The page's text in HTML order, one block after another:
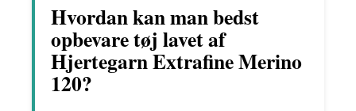
Hvordan kan man bedst
opbevare tøj lavet af
Hjertegarn Extrafine Merino
120?